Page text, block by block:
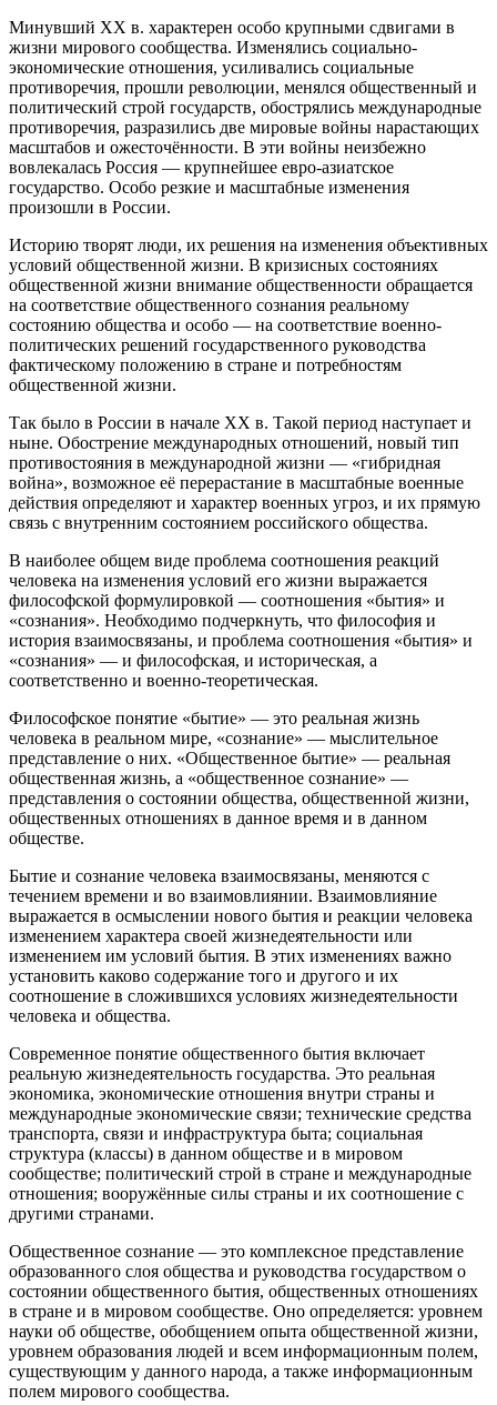
Минувший XX в. характерен особо крупными сдвигами в
жизни мирового сообщества. Изменялись социально-
экономические отношения, усиливались социальные
противоречия, прошли революции, менялся общественный и
политический строй государств, обострялись международные
противоречия, разразились две мировые войны нарастающих
масштабов и ожесточённости. В эти войны неизбежно
вовлекалась Россия — крупнейшее евро-азиатское
государство. Особо резкие и масштабные изменения
произошли в России.
Историю творят люди, их решения на изменения объективных
условий общественной жизни. В кризисных состояниях
общественной жизни внимание общественности обращается
на соответствие общественного сознания реальному
состоянию общества и особо — на соответствие военно-
политических решений государственного руководства
фактическому положению в стране и потребностям
общественной жизни.
Так было в России в начале XX в. Такой период наступает и
ныне. Обострение международных отношений, новый тип
противостояния в международной жизни — «гибридная
война», возможное её перерастание в масштабные военные
действия определяют и характер военных угроз, и их прямую
связь с внутренним состоянием российского общества.
В наиболее общем виде проблема соотношения реакций
человека на изменения условий его жизни выражается
философской формулировкой — соотношения «бытия» и
«сознания». Необходимо подчеркнуть, что философия и
история взаимосвязаны, и проблема соотношения «бытия» и
«сознания» — и философская, и историческая, а
соответственно и военно-теоретическая.
Философское понятие «бытие» — это реальная жизнь
человека в реальном мире, «сознание» — мыслительное
представление о них. «Общественное бытие» — реальная
общественная жизнь, а «общественное сознание» —
представления о состоянии общества, общественной жизни,
общественных отношениях в данное время и в данном
обществе.
Бытие и сознание человека взаимосвязаны, меняются с
течением времени и во взаимовлиянии. Взаимовлияние
выражается в осмыслении нового бытия и реакции человека
изменением характера своей жизнедеятельности или
изменением им условий бытия. В этих изменениях важно
установить каково содержание того и другого и их
соотношение в сложившихся условиях жизнедеятельности
человека и общества.
Современное понятие общественного бытия включает
реальную жизнедеятельность государства. Это реальная
экономика, экономические отношения внутри страны и
международные экономические связи; технические средства
транспорта, связи и инфраструктура быта; социальная
структура (классы) в данном обществе и в мировом
сообществе; политический строй в стране и международные
отношения; вооружённые силы страны и их соотношение с
другими странами.
Общественное сознание — это комплексное представление
образованного слоя общества и руководства государством о
состоянии общественного бытия, общественных отношениях
в стране и в мировом сообществе. Оно определяется: уровнем
науки об обществе, обобщением опыта общественной жизни,
уровнем образования людей и всем информационным полем,
существующим у данного народа, а также информационным
полем мирового сообщества.